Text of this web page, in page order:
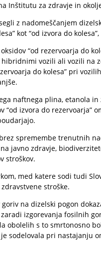
Inštitutu za zdravje in
z nadomeščanjem
kot “od izvora do
“od rezervoarja do
vozili ali vozili na
do kolesa” pri
naftnega plina, etanola in
izvora do rezervoarja”
spremembe trenutnih
javno zdravje,
stroškov.
med katere sodi tudi
stroške.
na dizelski pogon
izgorevanja fosilnih
obolelih s to smrtonosno
sodelovala pri nastajanju